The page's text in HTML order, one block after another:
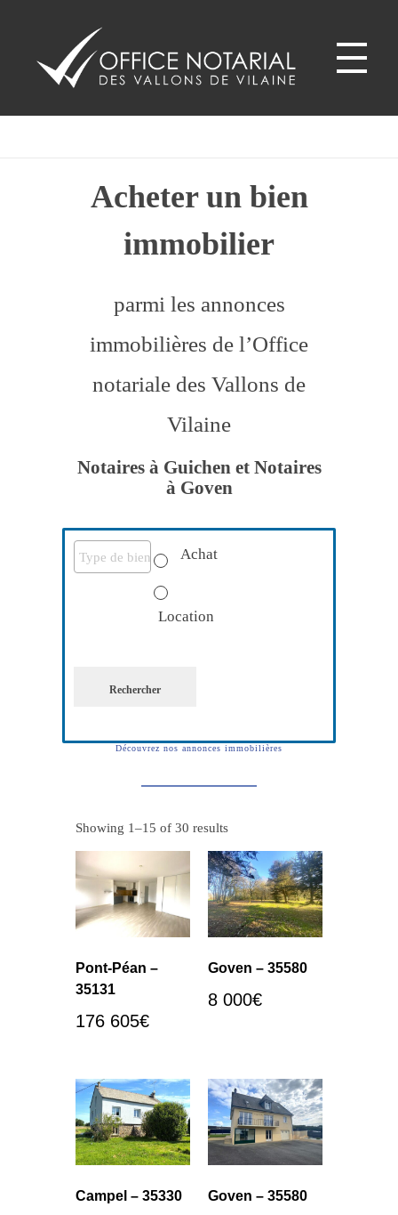
La Chapelle Bouëxic -
35330
Acheter un bien
immobilier
parmi les annonces
immobilières de l’Office
notariale des Vallons de
Vilaine
Notaires à Guichen et Notaires
à Goven
Achat
Location
Rechercher
Découvrez nos annonces immobilières
Showing 1–15 of 30 results
Pont-Péan –
35131
176 605€
Goven – 35580
8 000€
Campel – 35330 Goven – 35580